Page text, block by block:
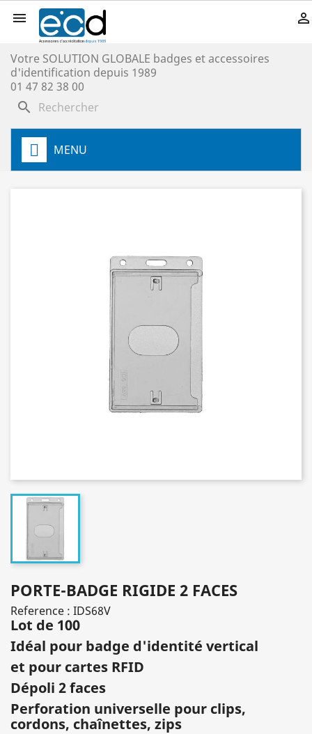
 
Votre SOLUTION GLOBALE badges et accessoires
d'identification depuis 1989
01 47 82 38 00
search
MENU
PORTE-BADGE RIGIDE 2 FACES
Reference : IDS68V
Lot de 100
Idéal pour badge d'identité vertical
et pour cartes RFID
Dépoli 2 faces
Perforation universelle pour clips,
cordons, chaînettes, zips